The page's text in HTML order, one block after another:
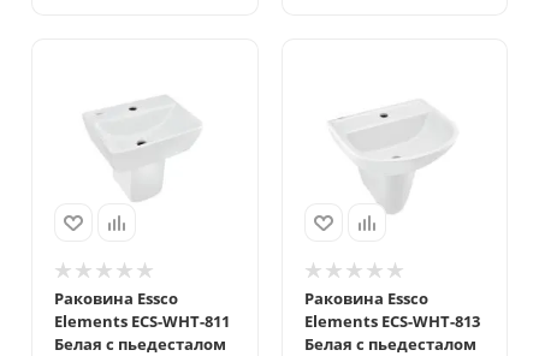
Раковина Essco
Elements ECS-WHT-811
Белая с пьедесталом
Раковина Essco
Elements ECS-WHT-813
Белая с пьедесталом